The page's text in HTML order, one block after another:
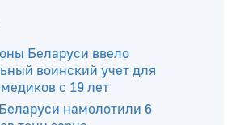
Беларуси ввело
воинский учет для
с 19 лет
намолотили 6